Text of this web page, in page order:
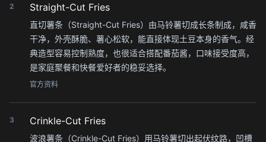
2 Straight-Cut Fries
直切薯条（Straight-Cut Fries）由马铃薯切成长条制成，咸香
干净，外壳酥脆、薯心松软，能直接体现土豆本身的香气。经
典造型容易控制熟度，也很适合搭配番茄酱，口味接受度高，
是家庭聚餐和快餐爱好者的稳妥选择。
官方资料
3 Crinkle-Cut Fries
波浪薯条（Crinkle-Cut Fries）用马铃薯切出起伏纹路，凹槽